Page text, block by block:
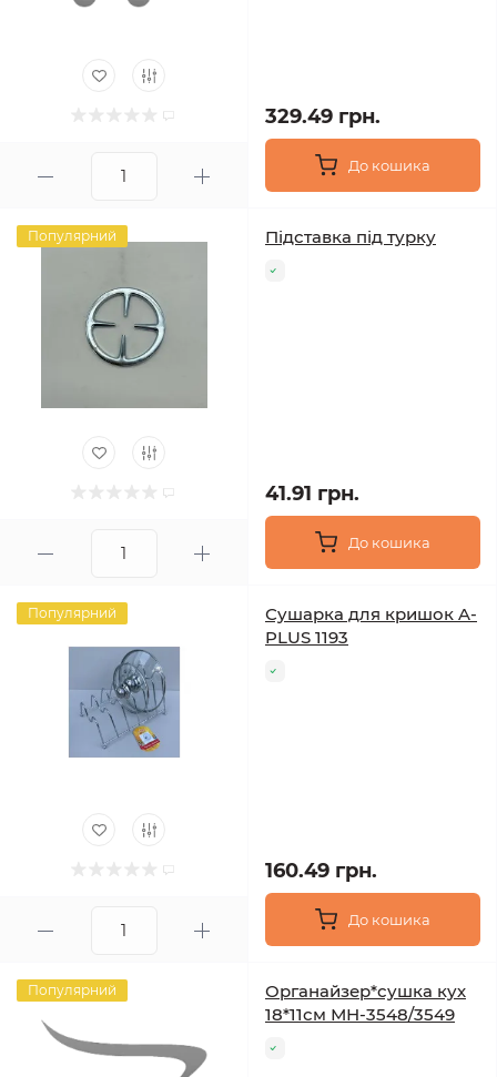
329.49 грн.
До кошика
Популярний Підставка під турку
41.91 грн.
До кошика
Популярний
Сушарка для кришок A-
PLUS 1193
160.49 грн.
До кошика
Популярний
Органайзер*сушка кух
18*11см МН-3548/3549